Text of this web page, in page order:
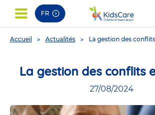
FR
You
Accueil Actualités La gestion des
La gestion des conflits
27/08/2024